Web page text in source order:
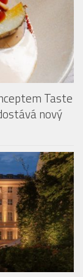
Taste
nový